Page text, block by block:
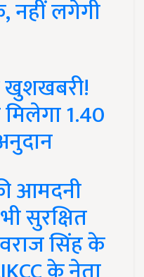
नहीं लगेगी
खुशखबरी!
मिलेगा 1.40
आमदनी
सुरक्षित
सिंह के